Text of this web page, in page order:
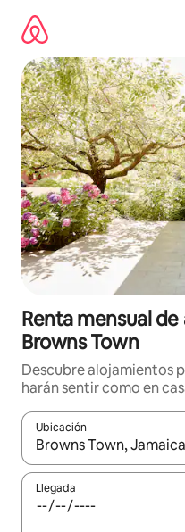
contenido
Renta mensual
Browns Town
Descubre alojamientos
harán sentir como en
Ubicación
Cuando los resultados
Llegada